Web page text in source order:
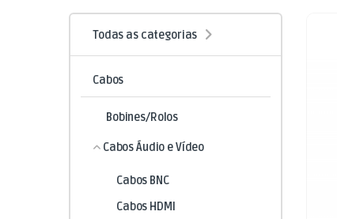
Todas as categorias
Cabos
Bobines/Rolos
Cabos Áudio e Vídeo
Cabos BNC
Cabos HDMI